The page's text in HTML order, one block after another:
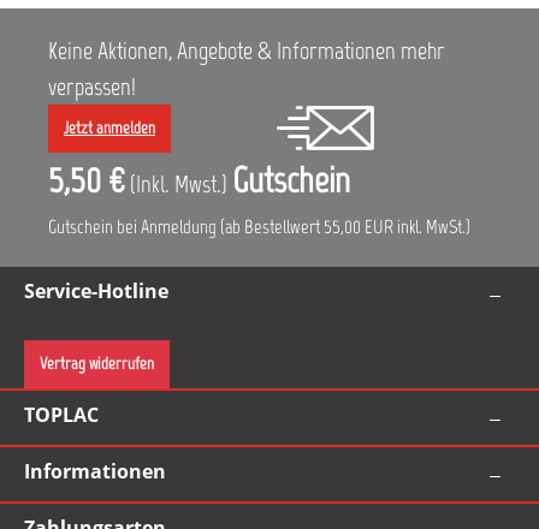
Keine Aktionen, Angebote & Informationen mehr
verpassen!
Jetzt anmelden
5,50 € (Inkl. Mwst.) Gutschein
Gutschein bei Anmeldung (ab Bestellwert 55,00 EUR inkl. MwSt.)
Service-Hotline
Vertrag widerrufen
TOPLAC
Informationen